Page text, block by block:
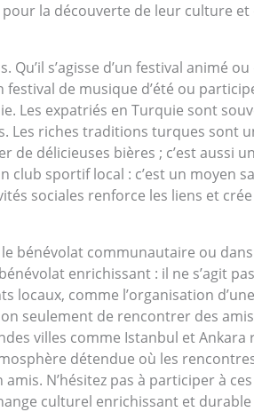
la découverte de leur culture et
s’agisse d’un festival animé ou
de musique d’été ou
Les expatriés en Turquie sont
Les riches traditions turques sont
délicieuses bières ; c’est aussi
sportif local : c’est un moyen
sociales renforce les liens et
bénévolat communautaire ou
enrichissant : il ne s’agit
locaux, comme l’organisation
seulement de rencontrer des
villes comme Istanbul et Ankara
détendue où les
N’hésitez pas à participer à
culturel enrichissant et